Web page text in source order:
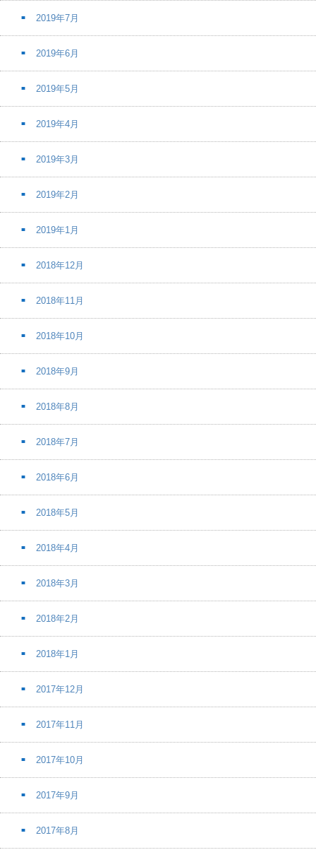
2019年7月
2019年6月
2019年5月
2019年4月
2019年3月
2019年2月
2019年1月
2018年12月
2018年11月
2018年10月
2018年9月
2018年8月
2018年7月
2018年6月
2018年5月
2018年4月
2018年3月
2018年2月
2018年1月
2017年12月
2017年11月
2017年10月
2017年9月
2017年8月